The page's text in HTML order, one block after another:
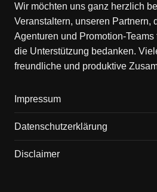
Wir möchten uns ganz herzlich
Veranstaltern, unseren Partnern,
Agenturen und Promotion-Teams
die Unterstützung bedanken.
freundliche und produktive
Impressum
Datenschutzerklärung
Disclaimer